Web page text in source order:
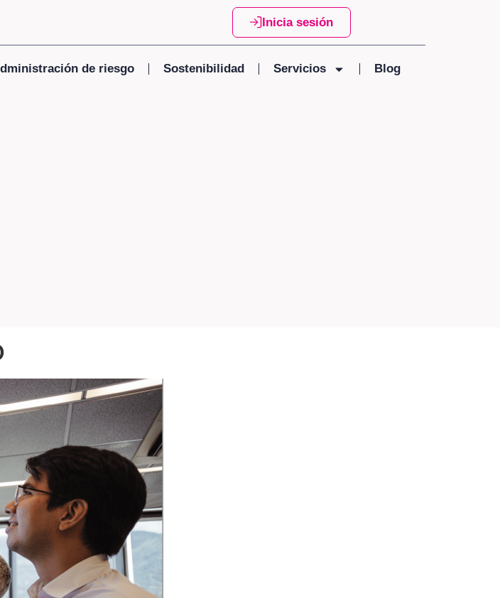
Inicia sesión
de riesgo Sostenibilidad Servicios Blog